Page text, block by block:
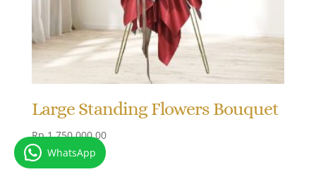
Large Standing Flowers Bouquet
Rp1.750.000,00
WhatsApp